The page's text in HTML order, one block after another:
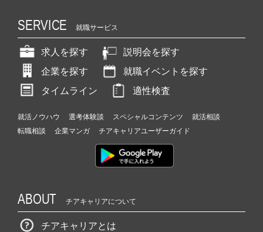
SERVICE 就職サービス
求人を探す
説明会を探す
企業を探す
就職イベントを探す
タイムライン
適性検査
就活ノウハウ 選考体験談 スペシャルコンテンツ
就活相談
転職相談
企業マンガ チアキャリアユーザーガイド
ABOUT チアキャリアについて
チアキャリアとは